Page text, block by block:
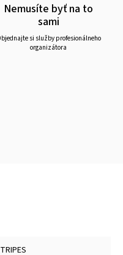
Nemusíte byť na to
sami
si služby profesionálneho
organizátora